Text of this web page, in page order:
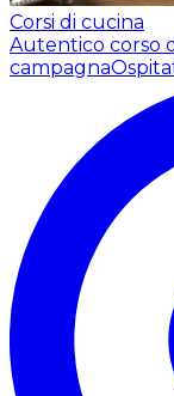
Corsi di cucina
Autentico corso
campagna